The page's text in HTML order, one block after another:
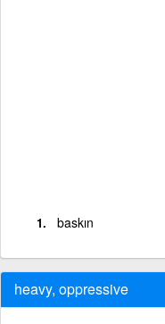
baskın
heavy, oppressive